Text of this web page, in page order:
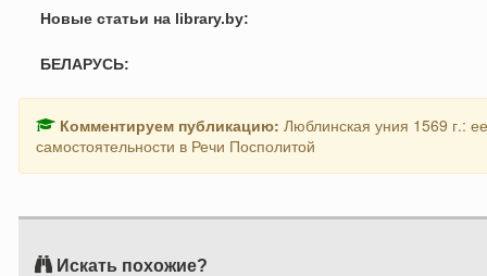
Новые статьи на library.by:
БЕЛАРУСЬ:
Комментируем публикацию: Люблинская уния 1569 г.:
самостоятельности в Речи Посполитой
Искать похожие?